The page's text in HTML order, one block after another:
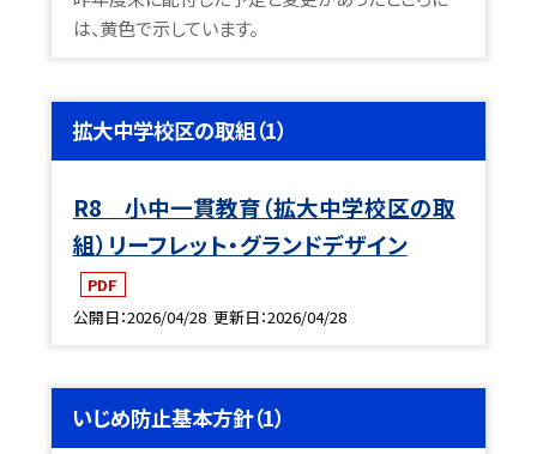
は、黄色で示しています。
拡大中学校区の取組（1）
R8 小中一貫教育（拡大中学校区の取
組）リーフレット・グランドデザイン
PDF
公開日 2026/04/28 更新日 2026/04/28
いじめ防止基本方針（1）